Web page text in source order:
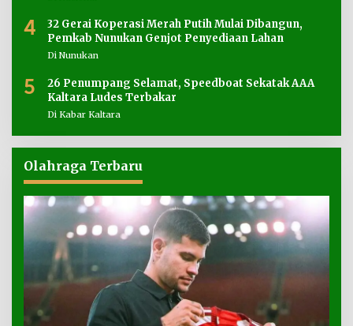
4
32 Gerai Koperasi Merah Putih Mulai Dibangun,
Pemkab Nunukan Genjot Penyediaan Lahan
Di Nunukan
5
26 Penumpang Selamat, Speedboat Sekatak AAA
Kaltara Ludes Terbakar
Di Kabar Kaltara
Olahraga Terbaru